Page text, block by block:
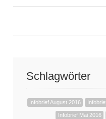
Schlagwörter
Infobrief August 2016
Infobrief Mai 2016